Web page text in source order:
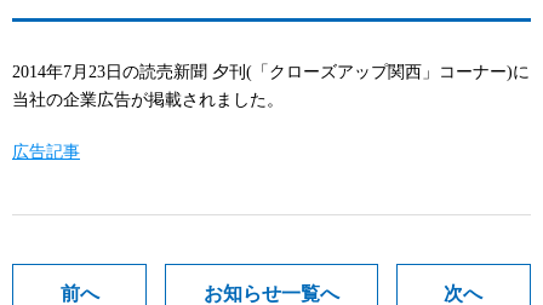
2014年7月23日の読売新聞 夕刊(「クローズアップ関西」コーナー)に
当社の企業広告が掲載されました。
広告記事
前へ お知らせ一覧へ 次へ